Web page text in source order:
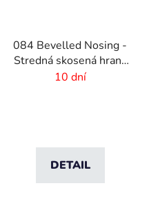
084 Bevelled Nosing -
Stredná skosená hrana
pre rohože - 4 mm
10 dní
DETAIL